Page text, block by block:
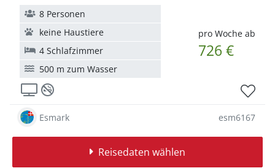
pro Woche ab
726 €
8 Personen
keine Haustiere
4 Schlafzimmer
500 m zum Wasser
Esmark esm6167
Reisedaten wählen